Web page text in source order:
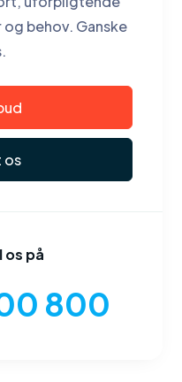
behov. Ganske
os
os på
800